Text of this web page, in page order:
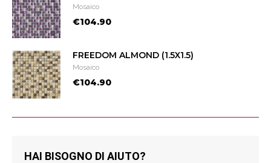
Mosaico
€104.90
FREEDOM ALMOND (1.5X1.5)
Mosaico
€104.90
HAI BISOGNO DI AIUTO?